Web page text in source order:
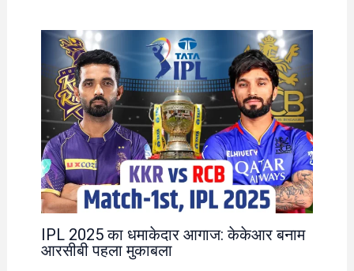
IPL 2025 का धमाकेदार आगाज: केकेआर बनाम
आरसीबी पहला मुकाबला